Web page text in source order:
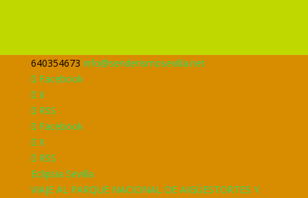
640354673 info@senderismosevilla.net
Facebook
X
RSS
Facebook
X
RSS
Eclipsia Sevilla
VIAJE AL PARQUE NACIONAL DE AIGÜESTORTES Y